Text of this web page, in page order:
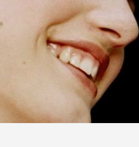
Cupido E-blad
C+ info
Om Cupido
Kjøp VIP/Forleng
Min konto